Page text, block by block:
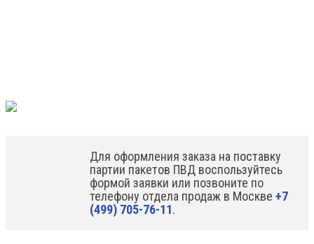
Для оформления заказа на поставку
партии пакетов ПВД воспользуйтесь
формой заявки или позвоните по
телефону отдела продаж в Москве +7
(499) 705-76-11.